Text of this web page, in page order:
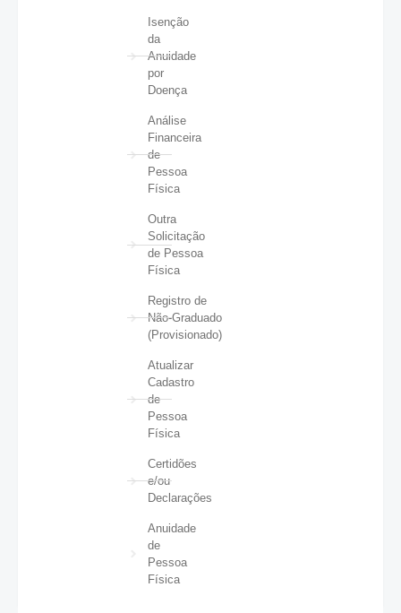
Isenção
da
Anuidade
por
Doença
Análise
Financeira
de
Pessoa
Física
Outra
Solicitação
de Pessoa
Física
Registro de
Não-Graduado
(Provisionado)
Atualizar
Cadastro
de
Pessoa
Física
Certidões
e/ou
Declarações
Anuidade
de
Pessoa
Física